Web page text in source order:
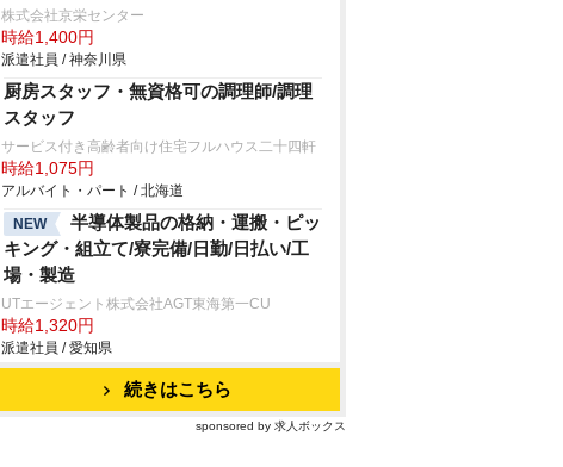
株式会社京栄センター
時給1,400円
派遣社員 / 神奈川県
厨房スタッフ・無資格可の調理師/調理
スタッフ
サービス付き高齢者向け住宅フルハウス二十四軒
時給1,075円
アルバイト・パート / 北海道
NEW
半導体製品の格納・運搬・ピッ
キング・組立て/寮完備/日勤/日払い/工
場・製造
UTエージェント株式会社AGT東海第一CU
時給1,320円
派遣社員 / 愛知県
続きはこちら
sponsored by 求人ボックス